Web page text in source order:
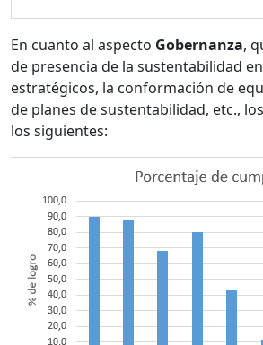
En cuanto al aspecto Gobernanza,
de presencia de la sustentabilidad
estratégicos, la conformación de
de planes de sustentabilidad, etc.,
los siguientes: